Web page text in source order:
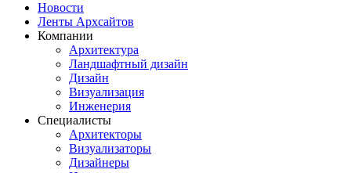
Новости
Ленты Архсайтов
Компании
Архитектура
Ландшафтный дизайн
Дизайн
Визуализация
Инженерия
Специалисты
Архитекторы
Визуализаторы
Дизайнеры